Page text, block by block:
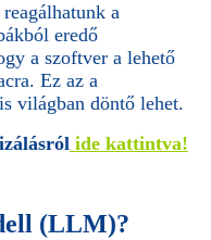
a
eredő
a szoftver a lehető
Ez az a
világban döntő lehet.
ide kattintva!
(LLM)?